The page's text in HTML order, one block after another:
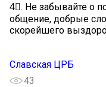
4⃣. Не забывайте о
общение, добрые
скорейшего
Славская ЦРБ
43